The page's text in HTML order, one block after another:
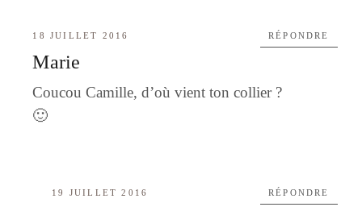
18 JUILLET 2016
Marie
Coucou Camille, d’où vient ton collier ?
🙂
RÉPONDRE
19 JUILLET 2016 RÉPONDRE